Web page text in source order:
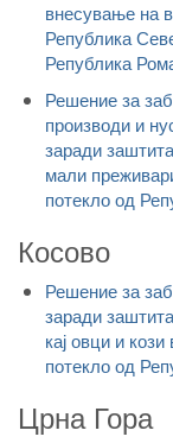
внесување на
Република
Република
Решение за
производи и
заради
мали
потекло од
Косово
Решение за
заради
кај овци и
потекло од
Црна Гора